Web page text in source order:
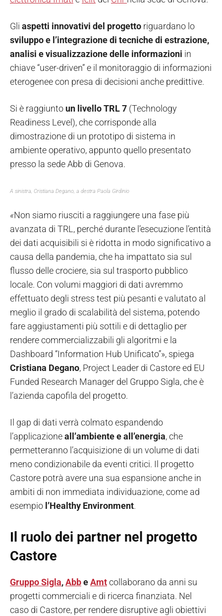
Gli aspetti innovativi del progetto riguardano lo
sviluppo e l’integrazione di tecniche di estrazione,
analisi e visualizzazione delle informazioni in
chiave “user-driven” e il monitoraggio di informazioni
eterogenee con presa di decisioni anche predittive.
Si è raggiunto un livello TRL 7 (Technology
Readiness Level), che corrisponde alla
dimostrazione di un prototipo di sistema in
ambiente operativo, appunto quello presentato
presso la sede Abb di Genova.
A sinistra, Cristiana Degano, a destra Paola Girdinio
«Non siamo riusciti a raggiungere una fase più
avanzata di TRL, perché durante l’esecuzione l’entità
dei dati acquisibili si è ridotta in modo significativo a
causa della pandemia, che ha impattato sia sul
flusso delle crociere, sia sul trasporto pubblico
locale. Con volumi maggiori di dati avremmo
effettuato degli stress test più pesanti e valutato al
meglio il grado di scalabilità del sistema, potendo
fare aggiustamenti più sottili e di dettaglio per
rendere commercializzabili gli algoritmi e la
Dashboard “Information Hub Unificato”», spiega
Cristiana Degano, Project Leader di Castore ed EU
Funded Research Manager del Gruppo Sigla, che è
l’azienda capofila del progetto.
Il gap di dati verrà colmato espandendo
l’applicazioneall’ambiente e all’energia, che
permetteranno l’acquisizione di un volume di dati
meno condizionabile da eventi critici. Il progetto
Castore potrà avere una sua espansione anche in
ambiti di non immediata individuazione, come ad
esempio l’Healthy Environment.
Il ruolo dei partner nel progetto
Castore
Gruppo Sigla,AbbeAmtcollaborano da anni su
progetti commerciali e di ricerca finanziata. Nel
caso di Castore, per rendere disruptive agli obiettivi